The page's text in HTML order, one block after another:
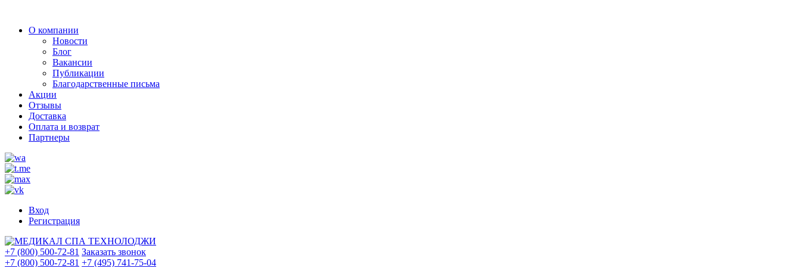
О компании
Новости
Блог
Вакансии
Публикации
Благодарственные письма
Акции
Отзывы
Доставка
Оплата и возврат
Партнеры
Вход
Регистрация
+7 (800) 500-72-81 Заказать звонок
+7 (800) 500-72-81 +7 (495) 741-75-04